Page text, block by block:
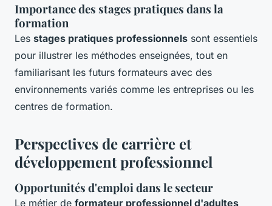
Importance des stages pratiques dans la
formation
Les stages pratiques professionnels sont essentiels
pour illustrer les méthodes enseignées, tout en
familiarisant les futurs formateurs avec des
environnements variés comme les entreprises ou les
centres de formation.
Perspectives de carrière et
développement professionnel
Opportunités d'emploi dans le secteur
Le métier de formateur professionnel d'adultes